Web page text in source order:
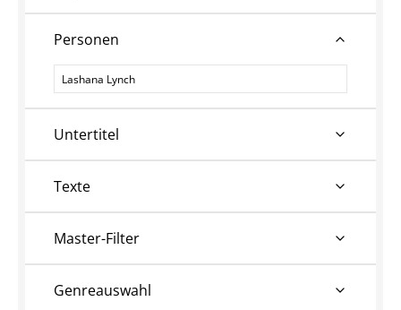
Personen
Personen
Untertitel
Texte
Master-Filter
Genreauswahl